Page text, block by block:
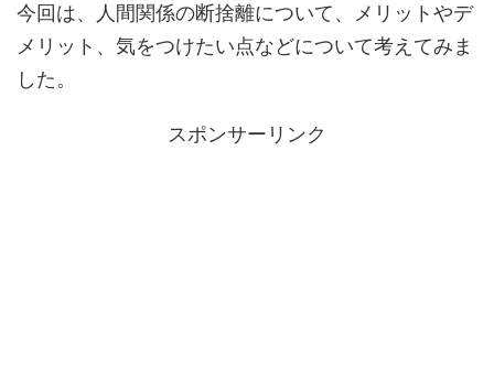
今回は、人間関係の断捨離について、メリットやデ
メリット、気をつけたい点などについて考えてみま
した。
スポンサーリンク